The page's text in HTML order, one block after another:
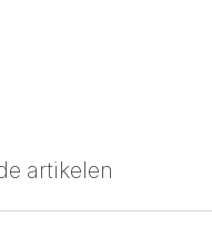
artikelen